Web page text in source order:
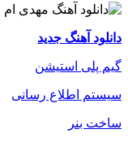
دانلود آهنگ جدید
گیم پلی استیشن
سیستم اطلاع رسانی
ساخت بنر